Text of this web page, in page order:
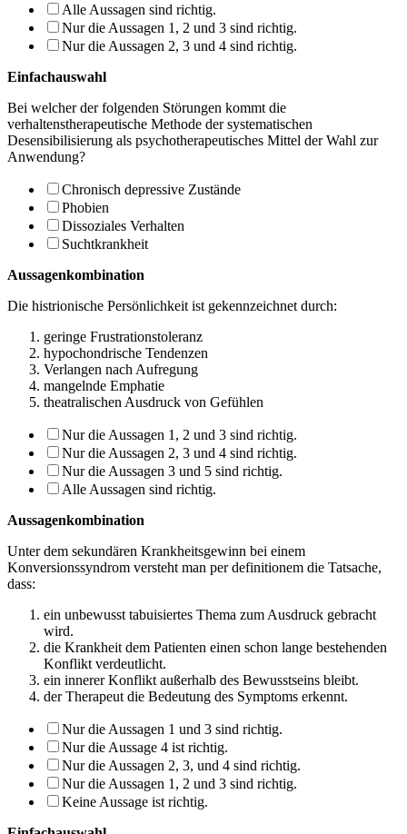
Alle Aussagen sind richtig.
Nur die Aussagen 1, 2 und 3 sind richtig.
Nur die Aussagen 2, 3 und 4 sind richtig.
Einfachauswahl
Bei welcher der folgenden Störungen kommt die
verhaltenstherapeutische Methode der systematischen
Desensibilisierung als psychotherapeutisches Mittel der Wahl zur
Anwendung?
Chronisch depressive Zustände
Phobien
Dissoziales Verhalten
Suchtkrankheit
Aussagenkombination
Die histrionische Persönlichkeit ist gekennzeichnet durch:
geringe Frustrationstoleranz
hypochondrische Tendenzen
Verlangen nach Aufregung
mangelnde Emphatie
theatralischen Ausdruck von Gefühlen
Nur die Aussagen 1, 2 und 3 sind richtig.
Nur die Aussagen 2, 3 und 4 sind richtig.
Nur die Aussagen 3 und 5 sind richtig.
Alle Aussagen sind richtig.
Aussagenkombination
Unter dem sekundären Krankheitsgewinn bei einem
Konversionssyndrom versteht man per definitionem die Tatsache,
dass:
ein unbewusst tabuisiertes Thema zum Ausdruck gebracht
wird.
die Krankheit dem Patienten einen schon lange bestehenden
Konflikt verdeutlicht.
ein innerer Konflikt außerhalb des Bewusstseins bleibt.
der Therapeut die Bedeutung des Symptoms erkennt.
Nur die Aussagen 1 und 3 sind richtig.
Nur die Aussage 4 ist richtig.
Nur die Aussagen 2, 3, und 4 sind richtig.
Nur die Aussagen 1, 2 und 3 sind richtig.
Keine Aussage ist richtig.